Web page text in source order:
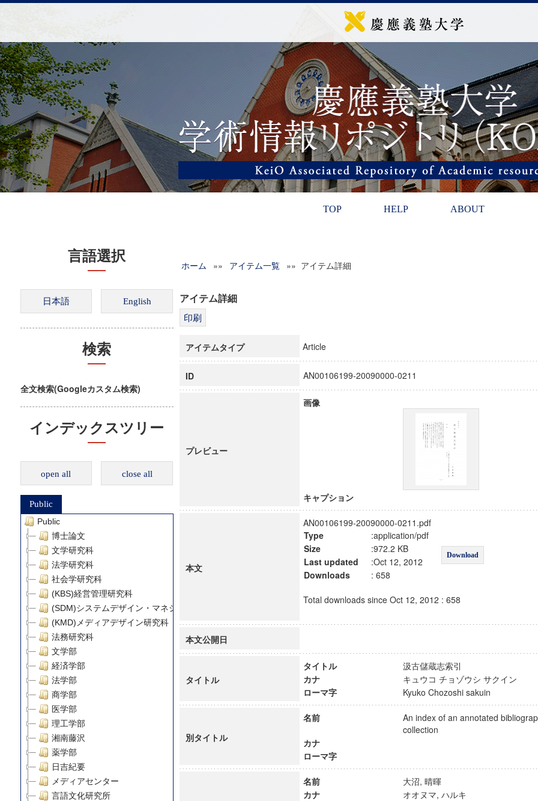
TOP HELP ABOUT
言語選択
検索
全文検索(Googleカスタム検索)
インデックスツリー
open all close all
Public
Public
博士論文
文学研究科
法学研究科
社会学研究科
(KBS)経営管理研究科
(SDM)システムデザイン・マネジメント研究科
(KMD)メディアデザイン研究科
法務研究科
文学部
経済学部
法学部
商学部
医学部
理工学部
湘南藤沢
薬学部
日吉紀要
メディアセンター
言語文化研究所
ホーム »» アイテム一覧 »» アイテム詳細
アイテム詳細
アイテムタイプ Article
ID AN00106199-20090000-0211
プレビュー
画像
キャプション
本文
AN00106199-20090000-0211.pdf
Type
:application/pdf
Download
Size
:972.2 KB
Last updated
:Oct 12, 2012
Downloads
: 658
Total downloads since Oct 12, 2012 : 658
本文公開日
タイトル
タイトル
汲古儲蔵志索引
カナ
キュウコ チョゾウシ サクイン
ローマ字
Kyuko Chozoshi sakuin
別タイトル
名前
An index of an annotated
collection
カナ
ローマ字
名前
大沼, 晴暉
カナ
オオヌマ, ハルキ